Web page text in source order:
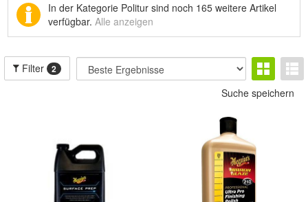
In der Kategorie Politur sind noch 165 weitere Artikel
verfügbar. Alle anzeigen
Filter 2
Suche speichern